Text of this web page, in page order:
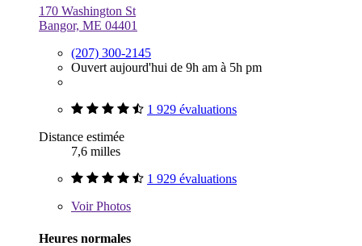
170 Washington St
Bangor, ME 04401
(207) 300-2145
Ouvert aujourd'hui de 9h am à 5h pm
1 929 évaluations
Distance estimée
7,6 milles
1 929 évaluations
VoirPhotos
Heures normales